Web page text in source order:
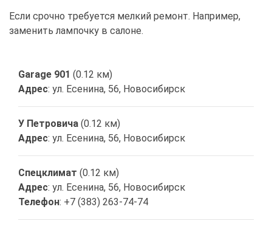
Если срочно требуется мелкий ремонт. Например,
заменить лампочку в салоне.
Garage 901 (0.12 км)
Адрес: ул. Есенина, 56, Новосибирск
У Петровича (0.12 км)
Адрес: ул. Есенина, 56, Новосибирск
Спецклимат (0.12 км)
Адрес: ул. Есенина, 56, Новосибирск
Телефон: +7 (383) 263-74-74